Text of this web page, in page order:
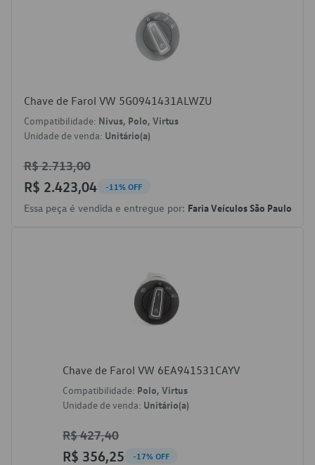
Chave de Farol VW 5G0941431ALWZU
Compatibilidade: Nivus, Polo, Virtus
Unidade de venda: Unitário(a)
R$ 2.713,00
R$ 2.423,04 -11% OFF
Essa peça é vendida e entregue por: Faria Veículos São Paulo
Chave de Farol VW 6EA941531CAYV
Compatibilidade: Polo, Virtus
Unidade de venda: Unitário(a)
R$ 427,40
R$ 356,25 -17% OFF